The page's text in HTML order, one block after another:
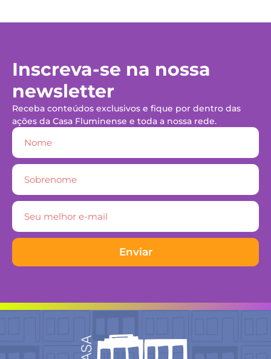
Inscreva-se na nossa
newsletter
Receba conteúdos exclusivos e fique por dentro das
ações da Casa Fluminense e toda a nossa rede.
Enviar